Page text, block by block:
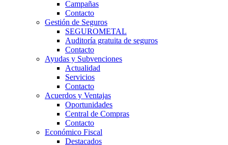
Campañas
Contacto
Gestión de Seguros
SEGUROMETAL
Auditoría gratuita de seguros
Contacto
Ayudas y Subvenciones
Actualidad
Servicios
Contacto
Acuerdos y Ventajas
Oportunidades
Central de Compras
Contacto
Económico Fiscal
Destacados